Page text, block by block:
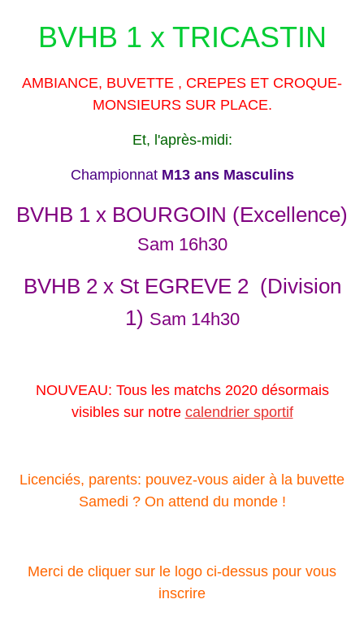
BVHB 1 x TRICASTIN
AMBIANCE, BUVETTE , CREPES ET CROQUE-
MONSIEURS SUR PLACE.
Et, l'après-midi:
Championnat M13 ans Masculins
BVHB 1 x BOURGOIN (Excellence)
Sam 16h30
BVHB 2 x St EGREVE 2 (Division
1) Sam 14h30
NOUVEAU: Tous les matchs 2020 désormais
visibles sur notre calendrier sportif
Licenciés, parents: pouvez-vous aider à la buvette
Samedi ? On attend du monde !
Merci de cliquer sur le logo ci-dessus pour vous
inscrire